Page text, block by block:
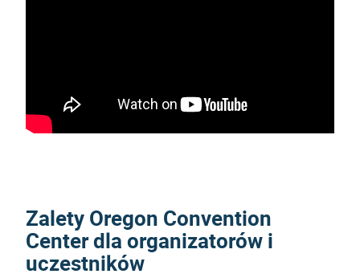
Zalety Oregon Convention
Center dla organizatorów i
uczestników